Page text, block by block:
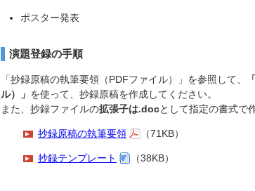
ポスター発表
演題登録の手順
「抄録原稿の執筆要領（PDFファイル）」を参照して、
ル）」 を使って、抄録原稿を作成してください。
また、抄録ファイルの拡張子は.docとして指定の書式で
抄録原稿の執筆要領 （71KB）
抄録テンプレート （38KB）